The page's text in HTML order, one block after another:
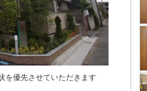
を優先させていただきます